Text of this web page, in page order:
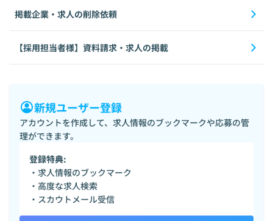
掲載企業・求人の削除依頼
【採用担当者様】資料請求・求人の掲載
新規ユーザー登録
アカウントを作成して、求人情報のブックマークや応募の管
理ができます。
登録特典:
・求人情報のブックマーク
・高度な求人検索
・スカウトメール受信